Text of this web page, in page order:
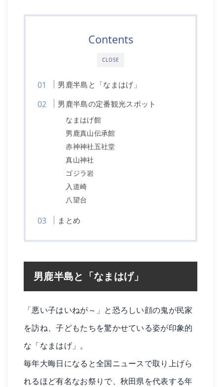
CLOSE
Contents
男鹿半島と「なまはげ」
男鹿半島の定番観光スポット
なまはげ館
男鹿真山伝承館
赤神神社五社堂
真山神社
ゴジラ岩
入道崎
八望台
まとめ
男鹿半島と「なまはげ」
「悪い子はいねが～」と恐ろしい顔の鬼が民家
を訪ね、子どもたちを驚かせている姿が印象的
な「なまはげ」。
毎年大晦日になると全国ニュースで取り上げら
れるほど有名なお祭りで、秋田県を代表する年